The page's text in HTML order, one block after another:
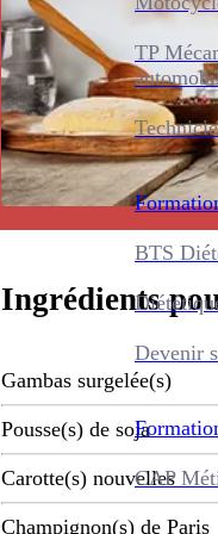
TP
BTS
Devenir
CAP
Ingrédients
Gambas surgelée(s)
Pousse(s) de soja
Carotte(s) nouvelles
Champignon(s) de Paris